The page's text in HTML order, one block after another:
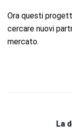
Ora questi
cercare nuovi
mercato.
La